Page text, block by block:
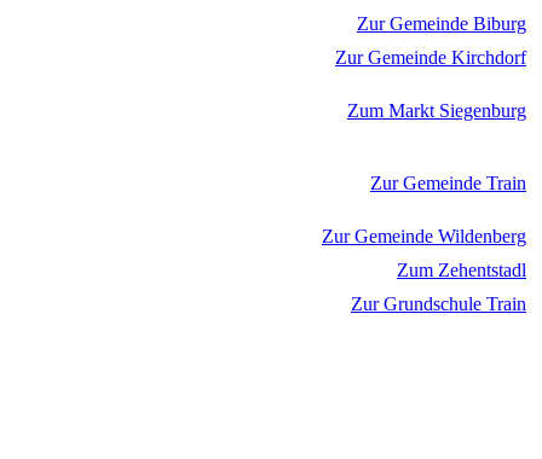
Zur Gemeinde Biburg
Zur Gemeinde Kirchdorf
Zum Markt Siegenburg
Zur Gemeinde Train
Zur Gemeinde Wildenberg
Zum Zehentstadl
Zur Grundschule Train